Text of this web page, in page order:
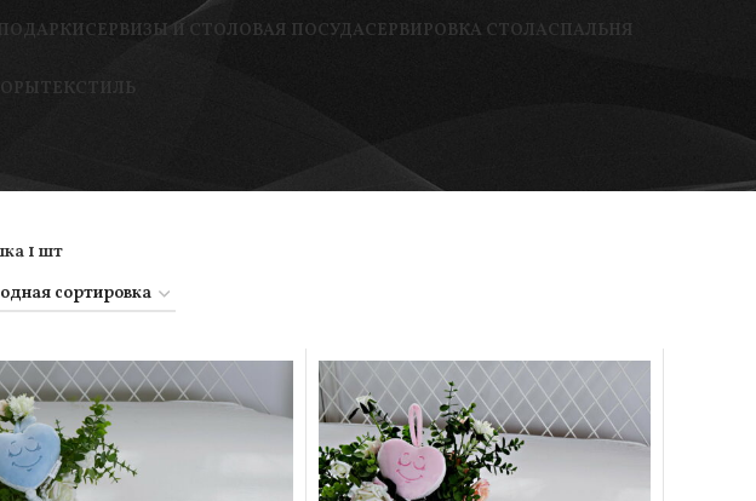
СЕРВИЗЫ И СТОЛОВАЯ ПОСУДАСЕРВИРОВКА СТОЛАСПАЛЬНЯ
ТЕКСТИЛЬ
1 шт